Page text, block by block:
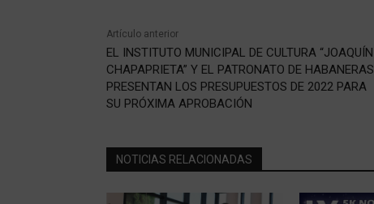
Artículo anterior
EL INSTITUTO MUNICIPAL DE CULTURA “JOAQUÍN
CHAPAPRIETA” Y EL PATRONATO DE HABANERAS
PRESENTAN LOS PRESUPUESTOS DE 2022 PARA
SU PRÓXIMA APROBACIÓN
NOTICIAS RELACIONADAS